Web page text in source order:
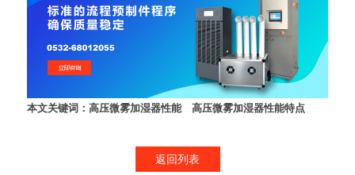
本文关键词：高压微雾加湿器性能 高压微雾加湿器性能特点
返回列表